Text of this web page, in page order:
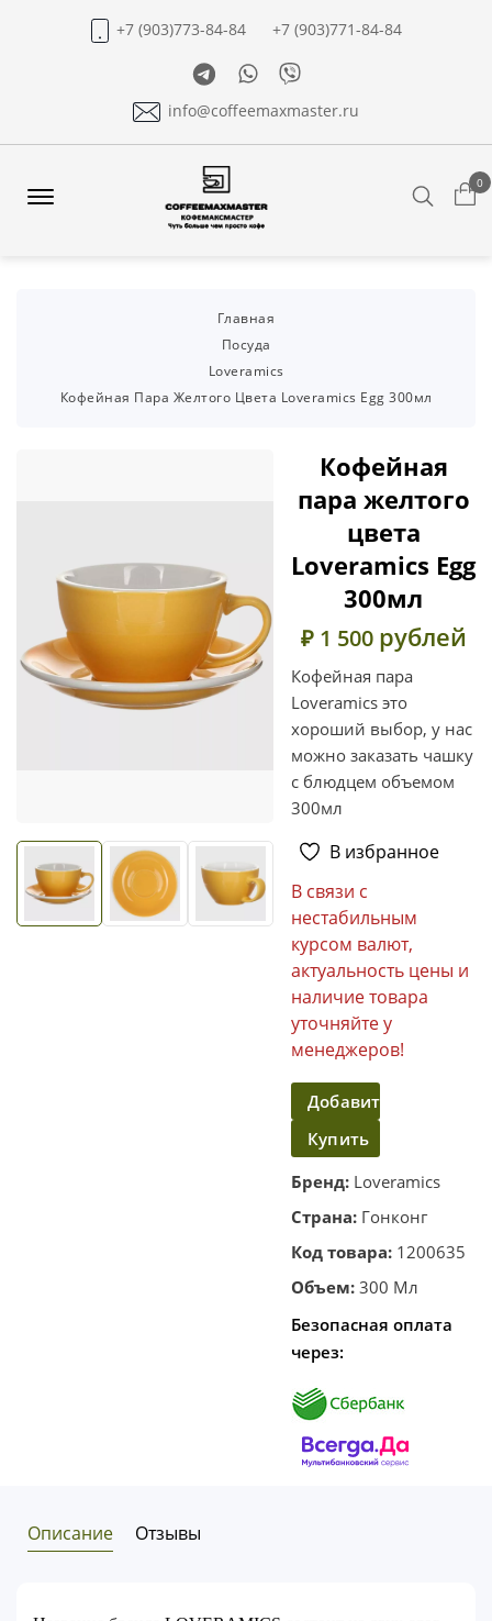
+7 (903)773-84-84
+7 (903)771-84-84
TelegramWhatsapp
Viber
info@coffeemaxmaster.ru
0
Главная
Посуда
Loveramics
Кофейная Пара Желтого Цвета Loveramics Egg 300мл
Кофейная
пара желтого
цвета
Loveramics Egg
300мл
₽ 1 500 рублей
Кофейная пара
Loveramics это
хороший выбор, у нас
можно заказать чашку
с блюдцем объемом
300мл
В избранное
В связи с
нестабильным
курсом валют,
актуальность цены и
наличие товара
уточняйте у
менеджеров!
Добавить
в
корзину
Купить
в
один
клик
Бренд: Loveramics
Страна: Гонконг
Код товара: 1200635
Объем: 300 Мл
Безопасная оплата
через:
Описание Отзывы